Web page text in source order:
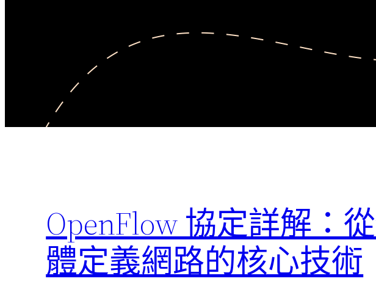
OpenFlow 協定詳解：
體定義網路的核心技術